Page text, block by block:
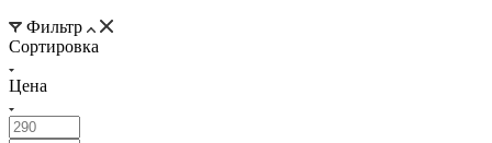
Фильтр
Сортировка
Цена